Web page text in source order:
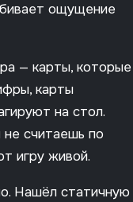
ощущение
— карты, которые
карты
на стол.
не считаешь по
игру живой.
Нашёл статичную